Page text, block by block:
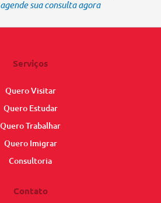
sua consulta agora
Serviços
Quero Visitar
Quero Estudar
Quero Trabalhar
Quero Imigrar
Consultoria
Contato